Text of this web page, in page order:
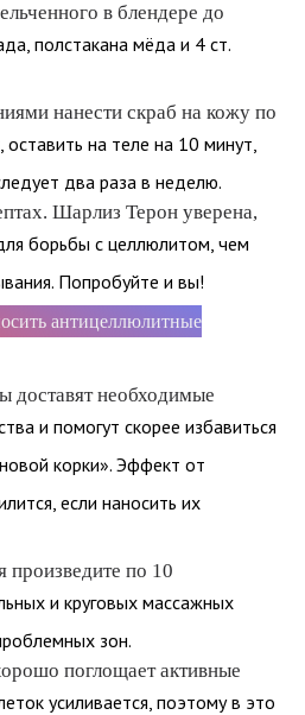
в блендере до
полстакана мёда и 4 ст.
нанести скраб на кожу по
оставить на теле на 10 минут,
два раза в неделю.
Шарлиз Терон уверена,
борьбы с целлюлитом, чем
Попробуйте и вы!
антицеллюлитные
доставят необходимые
и помогут скорее избавиться
корки». Эффект от
если наносить их
произведите по 10
и круговых массажных
зон.
поглощает активные
усиливается, поэтому в это